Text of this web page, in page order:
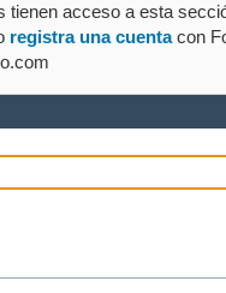
tienen acceso a esta
registra una cuentacon